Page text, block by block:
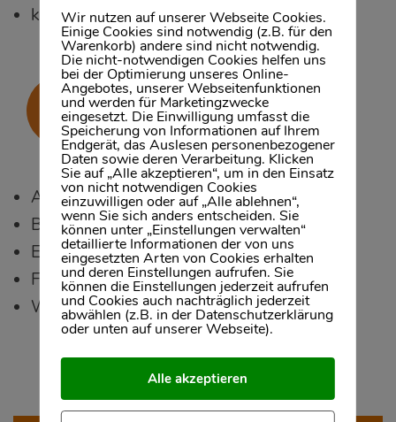
kostenfreie, geprüfte Mietverträge
Unser Netzwerk
Architekten
Bausachverständige
Energieberater
Finanzierungsexperten
Werbefachleute
Wir nutzen auf unserer Webseite Cookies.
Einige Cookies sind notwendig (z.B. für den
Warenkorb) andere sind nicht notwendig.
Die nicht-notwendigen Cookies helfen uns
bei der Optimierung unseres Online-
Angebotes, unserer Webseitenfunktionen
und werden für Marketingzwecke
eingesetzt. Die Einwilligung umfasst die
Speicherung von Informationen auf Ihrem
Endgerät, das Auslesen personenbezogener
Daten sowie deren Verarbeitung. Klicken
Sie auf „Alle akzeptieren“, um in den Einsatz
von nicht notwendigen Cookies
einzuwilligen oder auf „Alle ablehnen“,
wenn Sie sich anders entscheiden. Sie
können unter „Einstellungen verwalten“
detaillierte Informationen der von uns
eingesetzten Arten von Cookies erhalten
und deren Einstellungen aufrufen. Sie
können die Einstellungen jederzeit aufrufen
und Cookies auch nachträglich jederzeit
abwählen (z.B. in der Datenschutzerklärung
oder unten auf unserer Webseite).
Alle akzeptieren